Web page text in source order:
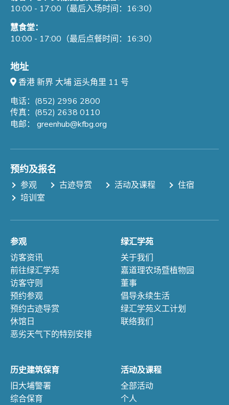
10:00 - 17:00（最后入场时间：16:30）
慧食堂：
10:00 - 17:00（最后点餐时间：16:30）
地址
香港 新界 大埔 运头角里 11 号
电话：(852) 2996 2800
传真：(852) 2638 0110
电邮： greenhub@kfbg.org
预约及报名
参观 古迹导赏 活动及课程
住宿
培训室
参观
访客资讯
前往绿汇学苑
访客守则
预约参观
预约古迹导赏
休馆日
恶劣天气下的特别安排
绿汇学苑
关于我们
嘉道理农场暨植物园
董事
倡导永续生活
绿汇学苑义工计划
联络我们
历史建筑保育
旧大埔警署
综合保育
活动及课程
全部活动
个人